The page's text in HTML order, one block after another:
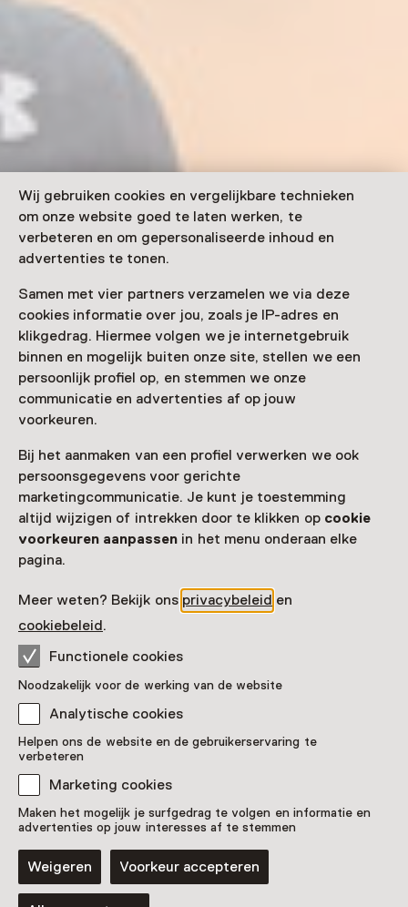
Wij gebruiken cookies en vergelijkbare technieken
om onze website goed te laten werken, te
verbeteren en om gepersonaliseerde inhoud en
advertenties te tonen.
Samen met vier partners verzamelen we via deze
cookies informatie over jou, zoals je IP-adres en
klikgedrag. Hiermee volgen we je internetgebruik
binnen en mogelijk buiten onze site, stellen we een
persoonlijk profiel op, en stemmen we onze
communicatie en advertenties af op jouw
voorkeuren.
Bij het aanmaken van een profiel verwerken we ook
persoonsgegevens voor gerichte
marketingcommunicatie. Je kunt je toestemming
altijd wijzigen of intrekken door te klikken op cookie
voorkeuren aanpassen in het menu onderaan elke
pagina.
Meer weten? Bekijk ons privacybeleid en
cookiebeleid.
Functionele cookies
Noodzakelijk voor de werking van de website
Analytische cookies
Helpen ons de website en de gebruikerservaring te
verbeteren
Marketing cookies
Maken het mogelijk je surfgedrag te volgen en informatie en
advertenties op jouw interesses af te stemmen
Weigeren Voorkeur accepteren